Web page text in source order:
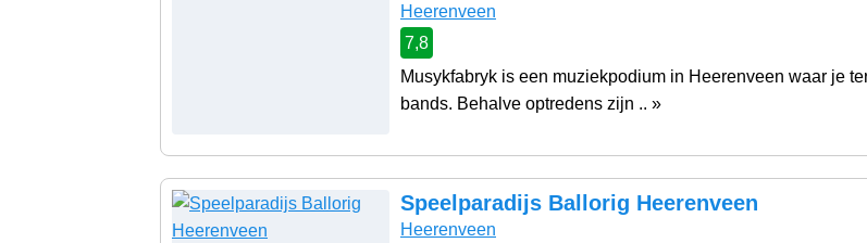
Heerenveen
7,8
Musykfabryk is een muziekpodium in Heerenveen waar je
bands. Behalve optredens zijn .. »
Speelparadijs Ballorig Heerenveen
Heerenveen